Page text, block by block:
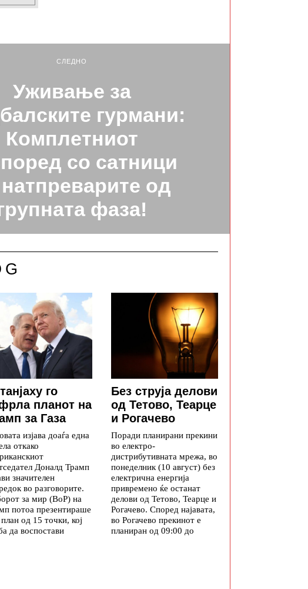
СЛЕДНО
Уживање за
гурмани:
Комплетниот
со сатници
од
фаза!
го
планот на
за Газа
изјава доаѓа една
откако
Доналд Трамп
значителен
во разговорите.
за мир (BoP) на
потоа презентираше
од 15 точки, кој
да воспостави
Без струја делови
од Тетово, Теарце
и Рогачево
Поради планирани прекини
во електро-
дистрибутивната мрежа, во
понеделник (10 август) без
електрична енергија
привремено ќе останат
делови од Тетово, Теарце и
Рогачево. Според најавата,
во Рогачево прекинот е
планиран од 09:00 до